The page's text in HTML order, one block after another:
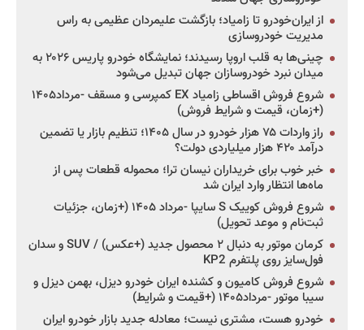
از ایران‌خودرو تا زامیاد؛ بازگشت علیمردان عظیمی به راس
مدیریت خودروسازی
چینی‌ها به قلب اروپا رسیدند؛ نمایشگاه خودرو پاریس ۲۰۲۶ به
میدان نبرد خودروسازان جهان تبدیل می‌شود
شروع فروش اقساطی زامیاد EX کمپرسی و مسقف -مرداد۱۴۰۵
(+زمان، قیمت و شرایط فروش)
راز واردات ۷۵ هزار خودرو در سال ۱۴۰۵؛ تنظیم بازار یا تضمین
درآمد ۴۲۰ هزار میلیاردی دولت؟
خبر خوب برای خریداران نیسان ترا؛ محموله قطعات پس از
ماه‌ها انتظار وارد ایران شد
شروع فروش کوییک S سایپا -مرداد ۱۴۰۵ (+زمان، جزئیات
ثبت‌نام و موعد تحویل)
کرمان موتور به دنبال ۲ محصول جدید (+عکس) / SUV و سدان
فول‌سایز روی پلتفرم KP2
شروع فروش کامیون و کشنده ایران خودرو دیزل، بهمن دیزل و
سیبا موتور -مرداد۱۴۰۵ (+قیمت و شرایط)
خودرو هست، مشتری نیست؛ معادله جدید بازار خودرو ایران